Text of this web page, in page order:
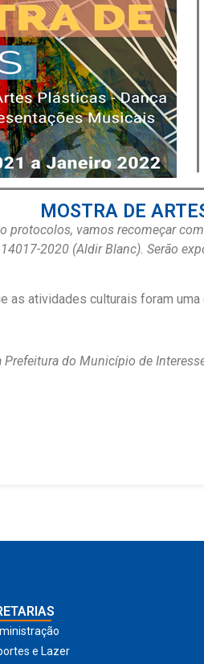
MOSTRA DE
vamos recomeçar
2020 (Aldir Blanc). Serão
atividades culturais foram
do Município de
e Lazer